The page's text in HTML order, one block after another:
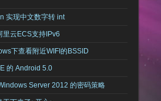
实现中文数字转 int
里云ECS支持IPv6
下查看附近WIFI的BSSID
的 Android 5.0
Server 2012 的密码策略